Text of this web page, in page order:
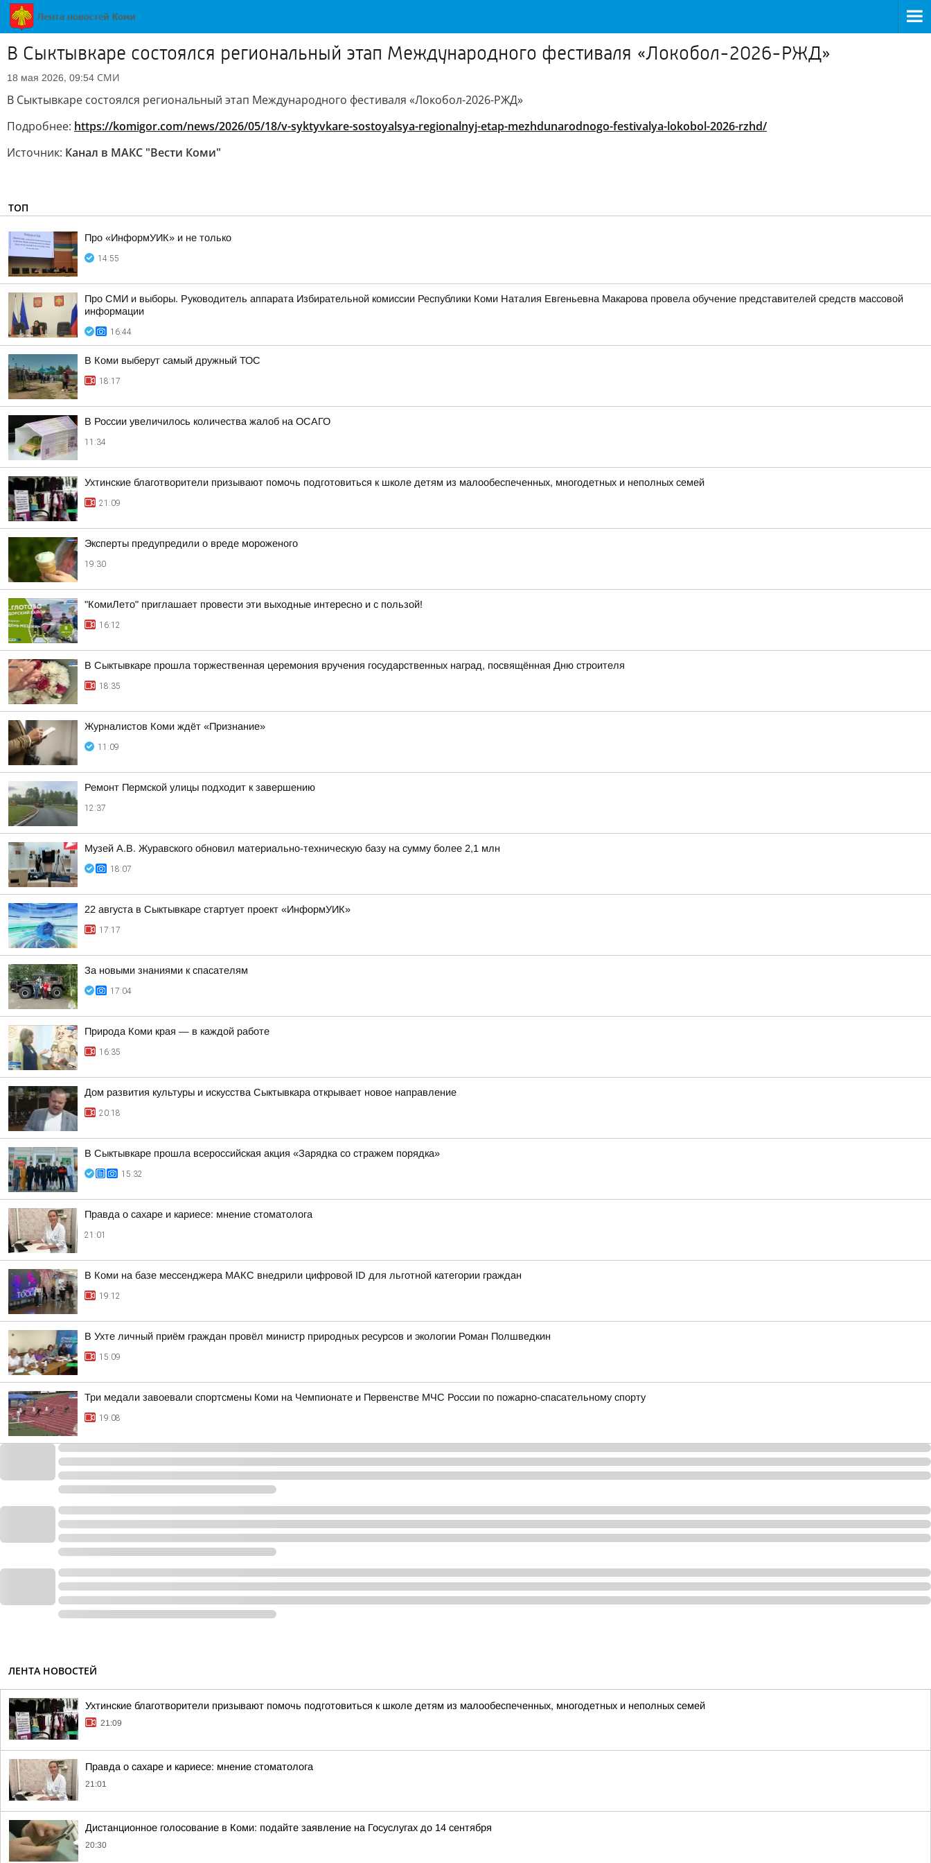
В Сыктывкаре состоялся региональный этап Международного фестиваля «Локобол-2026-РЖД»
18 мая 2026, 09:54 СМИ
В Сыктывкаре состоялся региональный этап Международного фестиваля «Локобол-2026-РЖД»
Подробнее: https://komigor.com/news/2026/05/18/v-syktyvkare-sostoyalsya-regionalnyj-etap-mezhdunarodnogo-festivalya-lokobol-2026-rzhd/
Источник: Канал в МАКС "Вести Коми"
ТОП
Про «ИнформУИК» и не только
14:55
Про СМИ и выборы. Руководитель аппарата Избирательной комиссии Республики Коми Наталия Евгеньевна Макарова провела обучение представителей средств массовой
информации
16:44
В Коми выберут самый дружный ТОС
18:17
В России увеличилось количества жалоб на ОСАГО
11:34
Ухтинские благотворители призывают помочь подготовиться к школе детям из малообеспеченных, многодетных и неполных семей
21:09
Эксперты предупредили о вреде мороженого
19:30
"КомиЛето" приглашает провести эти выходные интересно и с пользой!
16:12
В Сыктывкаре прошла торжественная церемония вручения государственных наград, посвящённая Дню строителя
18:35
Журналистов Коми ждёт «Признание»
11:09
Ремонт Пермской улицы подходит к завершению
12:37
Музей А.В. Журавского обновил материально-техническую базу на сумму более 2,1 млн
18:07
22 августа в Сыктывкаре стартует проект «ИнформУИК»
17:17
За новыми знаниями к спасателям
17:04
Природа Коми края — в каждой работе
16:35
Дом развития культуры и искусства Сыктывкара открывает новое направление
20:18
В Сыктывкаре прошла всероссийская акция «Зарядка со стражем порядка»
15:32
Правда о сахаре и кариесе: мнение стоматолога
21:01
В Коми на базе мессенджера МАКС внедрили цифровой ID для льготной категории граждан
19:12
В Ухте личный приём граждан провёл министр природных ресурсов и экологии Роман Полшведкин
15:09
Три медали завоевали спортсмены Коми на Чемпионате и Первенстве МЧС России по пожарно-спасательному спорту
19:08
ЛЕНТА НОВОСТЕЙ
Ухтинские благотворители призывают помочь подготовиться к школе детям из малообеспеченных, многодетных и неполных семей
21:09
Правда о сахаре и кариесе: мнение стоматолога
21:01
Дистанционное голосование в Коми: подайте заявление на Госуслугах до 14 сентября
20:30